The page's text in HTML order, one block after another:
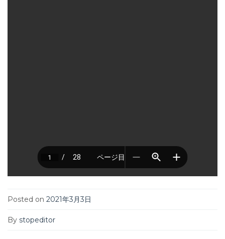
Posted on 2021年3月3日
By stopeditor